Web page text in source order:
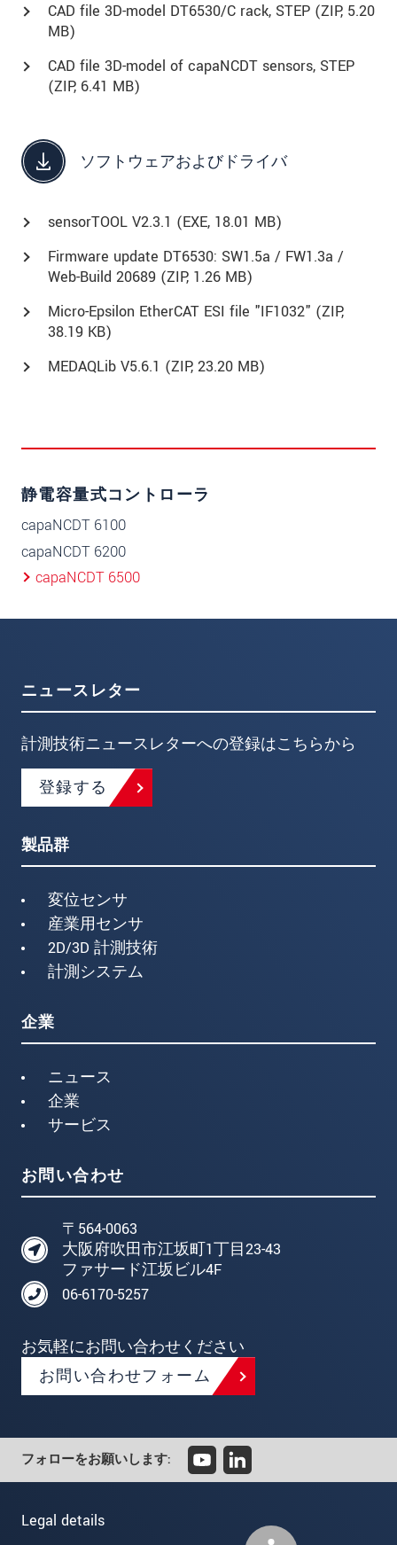
CAD file 3D-model DT6530/C rack, STEP (ZIP, 5.20
MB)
CAD file 3D-model of capaNCDT sensors, STEP
(ZIP, 6.41 MB)
ソフトウェアおよびドライバ
sensorTOOL V2.3.1 (EXE, 18.01 MB)
Firmware update DT6530: SW1.5a / FW1.3a /
Web-Build 20689 (ZIP, 1.26 MB)
Micro-Epsilon EtherCAT ESI file "IF1032" (ZIP,
38.19 KB)
MEDAQLib V5.6.1 (ZIP, 23.20 MB)
静電容量式コントローラ
capaNCDT 6100
capaNCDT 6200
capaNCDT 6500
ニュースレター
計測技術ニュースレターへの登録はこちらから
登録する
製品群
変位センサ
産業用センサ
2D/3D 計測技術
計測システム
企業
ニュース
企業
サービス
お問い合わせ
〒564-0063
大阪府吹田市江坂町1丁目23-43
ファサード江坂ビル4F
06-6170-5257
お気軽にお問い合わせください
お問い合わせフォーム
フォローをお願いします:
Legal details